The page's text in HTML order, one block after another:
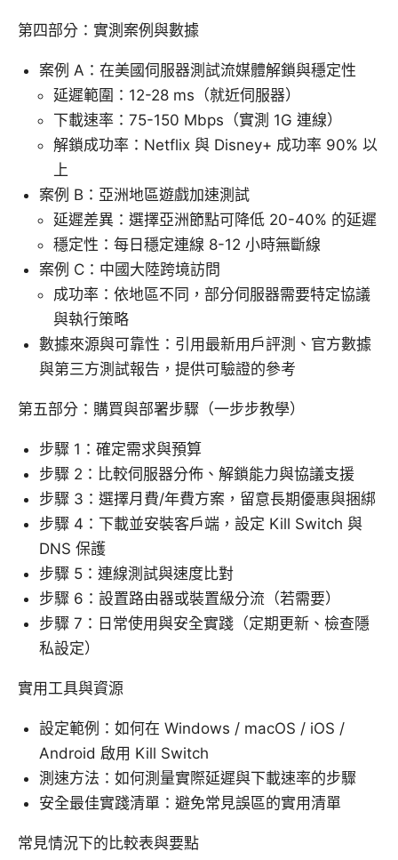
第四部分：實測案例與數據
案例 A：在美國伺服器測試流媒體解鎖與穩定性
延遲範圍：12-28 ms（就近伺服器）
下載速率：75-150 Mbps（實測 1G 連線）
解鎖成功率：Netflix 與 Disney+ 成功率 90% 以
上
案例 B：亞洲地區遊戲加速測試
延遲差異：選擇亞洲節點可降低 20-40% 的延遲
穩定性：每日穩定連線 8-12 小時無斷線
案例 C：中國大陸跨境訪問
成功率：依地區不同，部分伺服器需要特定協議
與執行策略
數據來源與可靠性：引用最新用戶評測、官方數據
與第三方測試報告，提供可驗證的參考
第五部分：購買與部署步驟（一步步教學）
步驟 1：確定需求與預算
步驟 2：比較伺服器分佈、解鎖能力與協議支援
步驟 3：選擇月費/年費方案，留意長期優惠與捆綁
步驟 4：下載並安裝客戶端，設定 Kill Switch 與
DNS 保護
步驟 5：連線測試與速度比對
步驟 6：設置路由器或裝置級分流（若需要）
步驟 7：日常使用與安全實踐（定期更新、檢查隱
私設定）
實用工具與資源
設定範例：如何在 Windows / macOS / iOS /
Android 啟用 Kill Switch
測速方法：如何測量實際延遲與下載速率的步驟
安全最佳實踐清單：避免常見誤區的實用清單
常見情況下的比較表與要點